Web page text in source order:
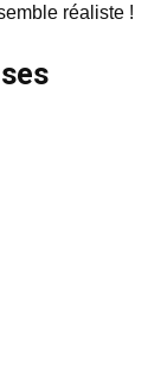
réaliste !